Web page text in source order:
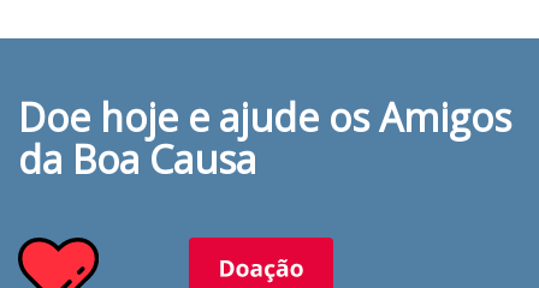
Doe hoje e ajude os Amigos
da Boa Causa